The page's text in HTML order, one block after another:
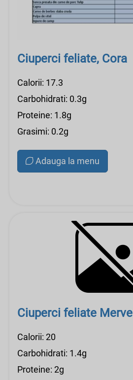
Ciuperci feliate, Cora
Calorii: 17.3
Carbohidrati: 0.3g
Proteine: 1.8g
Grasimi: 0.2g
Adauga la menu
Ciuperci feliate Merve
Calorii: 20
Carbohidrati: 1.4g
Proteine: 2g